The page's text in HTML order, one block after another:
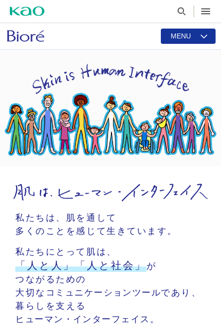
MENU
私たちは、肌を通して
多くのことを感じて生きています。
私たちにとって肌は、
「人と人」「人と社会」が
つながるための
大切な コミュニケーションツールであり、
暮らしを支える
ヒューマン・インターフェイス。